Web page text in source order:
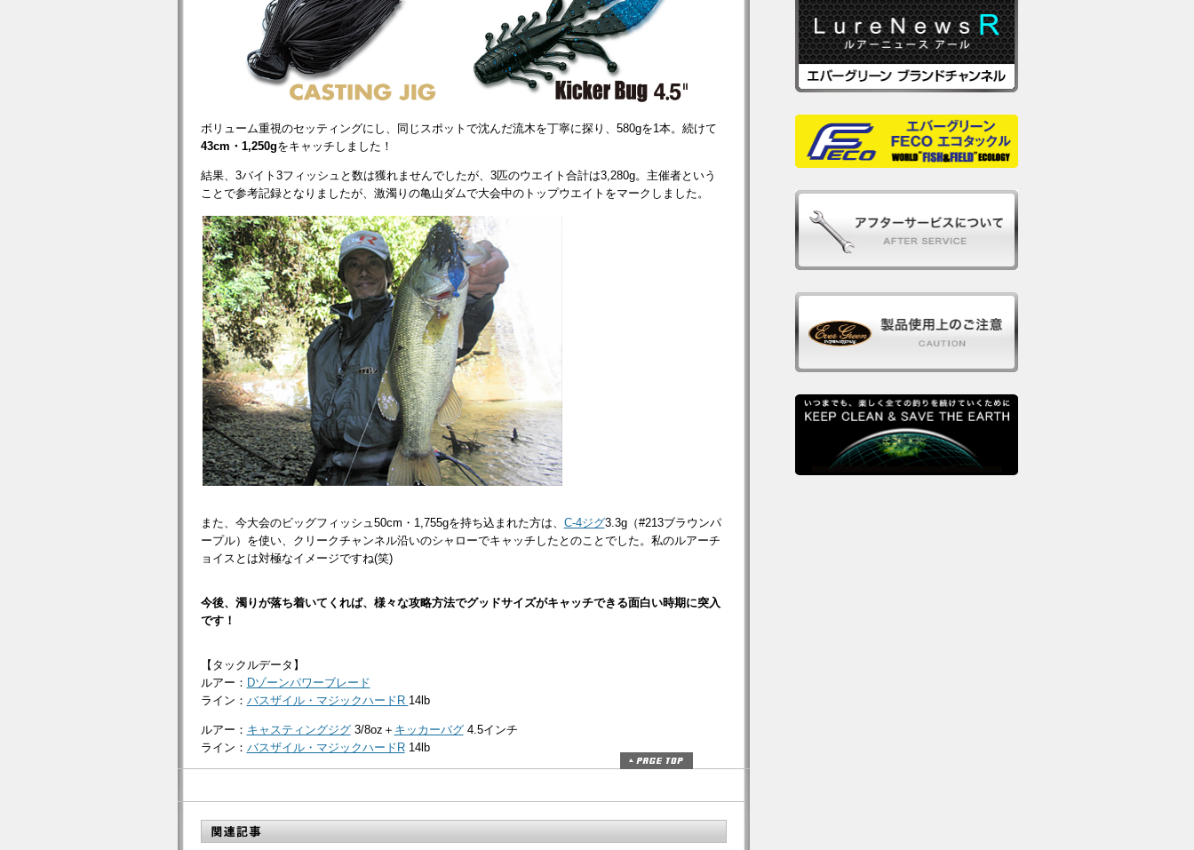
ボリューム重視のセッティングにし、同じスポットで沈んだ流木を丁寧に探り、580gを1本。続けて
43cm・1,250gをキャッチしました！
結果、3バイト3フィッシュと数は獲れませんでしたが、3匹のウエイト合計は3,280g。主催者という
ことで参考記録となりましたが、激濁りの亀山ダムで大会中のトップウエイトをマークしました。
また、今大会のビッグフィッシュ50cm・1,755gを持ち込まれた方は、 C-4ジグ3.3g（#213ブラウンパ
ープル）を使い、クリークチャンネル沿いのシャローでキャッチしたとのことでした。私のルアーチ
ョイスとは対極なイメージですね(笑)
今後、濁りが落ち着いてくれば、様々な攻略方法でグッドサイズがキャッチできる面白い時期に突入
です！
【タックルデータ】
ルアー： Dゾーンパワーブレード
ライン： バスザイル・マジックハードR 14lb
ルアー： キャスティングジグ3/8oz＋ キッカーバグ4.5インチ
ライン： バスザイル・マジックハードR14lb